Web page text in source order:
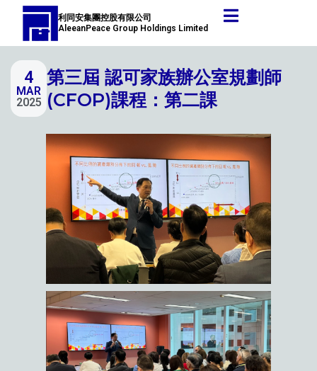
利同安集團控股有限公司
AleeanPeace Group Holdings Limited
4
MAR
2025
第三屆 認可家族辦公室規劃師
(CFOP)課程：第二課
Post
navigation